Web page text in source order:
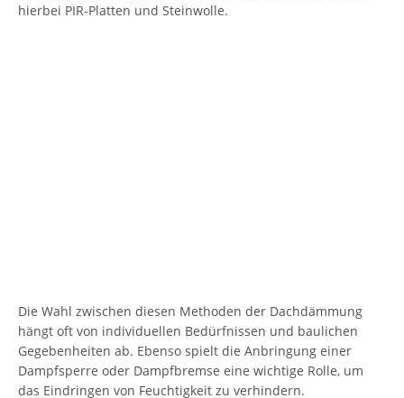
hierbei PIR-Platten und Steinwolle.
Die Wahl zwischen diesen Methoden der Dachdämmung
hängt oft von individuellen Bedürfnissen und baulichen
Gegebenheiten ab. Ebenso spielt die Anbringung einer
Dampfsperre oder Dampfbremse eine wichtige Rolle, um
das Eindringen von Feuchtigkeit zu verhindern.